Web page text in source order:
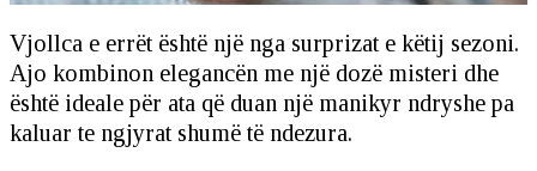
Vjollca e errët është një nga surprizat e këtij sezoni.
Ajo kombinon elegancën me një dozë misteri dhe
është ideale për ata që duan një manikyr ndryshe pa
kaluar te ngjyrat shumë të ndezura.